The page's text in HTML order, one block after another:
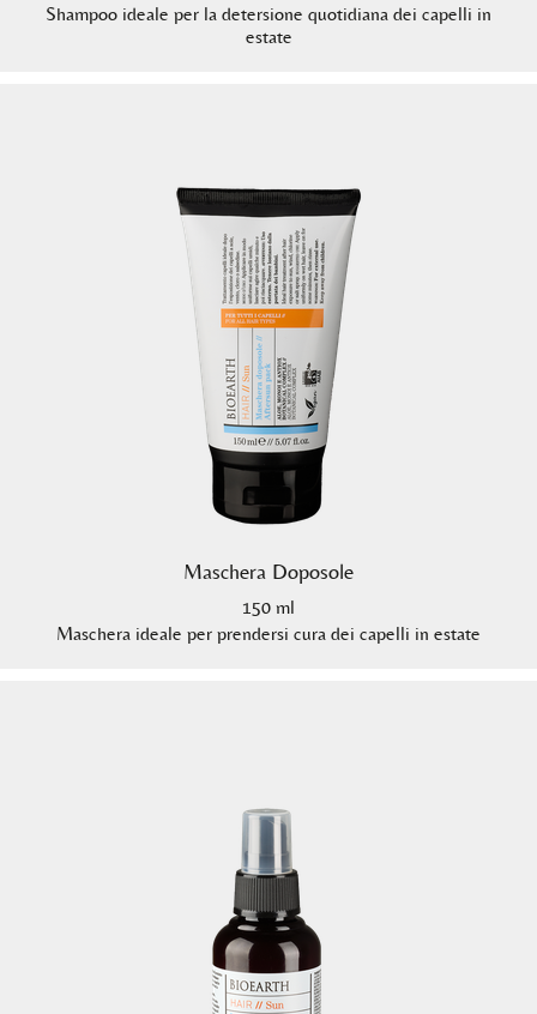
Shampoo ideale per la detersione quotidiana dei capelli in
estate
Maschera Doposole
150 ml
Maschera ideale per prendersi cura dei capelli in estate